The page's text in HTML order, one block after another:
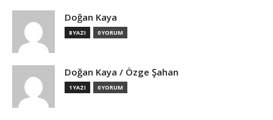
Doğan Kaya
8 YAZI 0 YORUM
Doğan Kaya / Özge Şahan
1 YAZI 0 YORUM